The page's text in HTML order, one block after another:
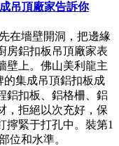
吊頂廠家告訴你
在墻壁開洞，把邊緣
房鋁扣板吊頂廠家表
壁上。佛山美利龍主
的集成吊頂鋁扣板成
鋁扣板、鋁格柵、鋁
，拒絕以次充好，保
擰緊于打孔中。裝第1
位和水準。